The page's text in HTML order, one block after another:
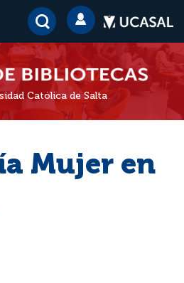
Católica de Salta
Mujer en